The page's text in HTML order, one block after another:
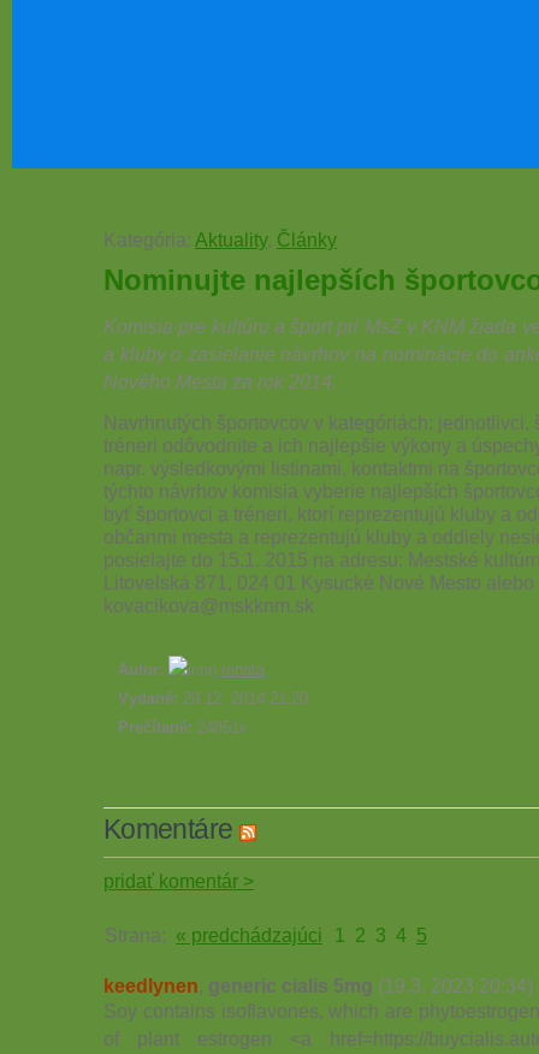
Kategória: Aktuality, Články
Nominujte najlepších
Komisia pre kultúru a šport pri MsZ v KNM žiada
a kluby o zasielanie návrhov na nominácie do
Nového Mesta za rok 2014.
Navrhnutých športovcov v kategóriách: jednotlivci,
tréneri odôvodnite a ich najlepšie výkony a
napr. výsledkovými listinami, kontaktmi na
týchto návrhov komisia vyberie najlepších
byť športovci a tréneri, ktorí reprezentujú kluby a
občanmi mesta a reprezentujú kluby a oddiely
posielajte do 15.1. 2015 na adresu: Mestské
Litovelská 871, 024 01 Kysucké Nové Mesto
kovacikova@mskknm.sk
Autor:
renata
Vydané: 29.12. 2014 21:20
Prečítané: 24851x
Komentáre
pridať komentár >
Strana: « predchádzajúci 1 2 3 4 5
keedlynen, generic cialis 5mg (19.3. 2023 20:34)
Soy contains isoflavones, which are
of plant estrogen <a href=https://